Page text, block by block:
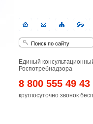
Единый
Роспотребнадзора
8 800 555 49 43
круглосуточно звонок